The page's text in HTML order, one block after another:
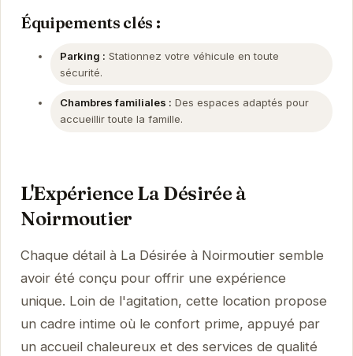
Équipements clés :
Parking : Stationnez votre véhicule en toute
sécurité.
Chambres familiales : Des espaces adaptés pour
accueillir toute la famille.
L'Expérience La Désirée à
Noirmoutier
Chaque détail à La Désirée à Noirmoutier semble
avoir été conçu pour offrir une expérience
unique. Loin de l'agitation, cette location propose
un cadre intime où le confort prime, appuyé par
un accueil chaleureux et des services de qualité